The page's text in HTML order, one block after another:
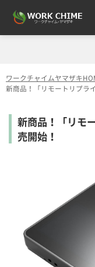
ワークチャイムヤマザキ
新商品！「リモートリプラ
新商品！「リモ
売開始！